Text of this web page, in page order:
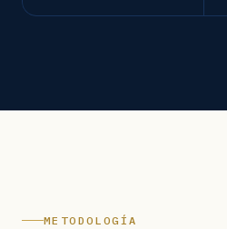
METODOLOGÍA